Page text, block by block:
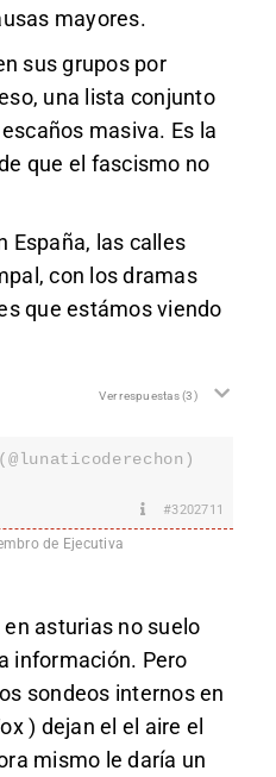
mayores.
sus grupos por
una lista conjunto
masiva. Es la
que el fascismo no
España, las calles
con los dramas
que estámos viendo
Ver respuestas(3)
(@lunaticoderechon)
#3202711
de Ejecutiva
asturias no suelo
información. Pero
sondeos internos en
) dejan el el aire el
mismo le daría un